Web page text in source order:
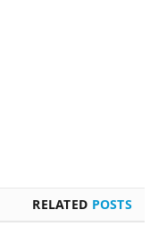
RELATED POSTS